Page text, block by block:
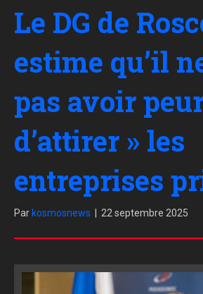
Le DG de
estime qu’il
pas avoir
d’attirer » les
entreprises
Par kosmosnews 22 septembre 2025